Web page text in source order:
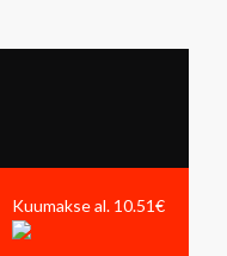
Kuumakse al. 10.51€